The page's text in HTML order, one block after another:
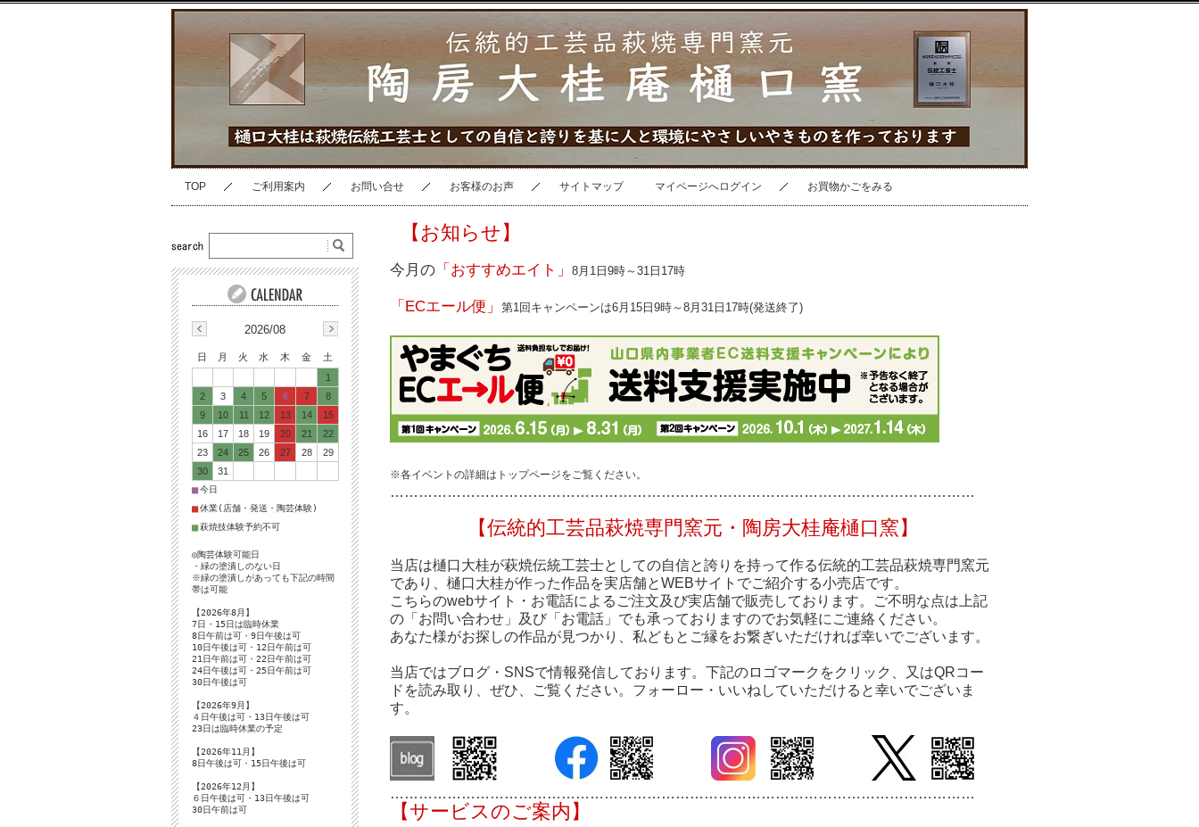
TOP ご利用案内 お問い合せ お客様のお声 サイトマップ マイページへログイン お買物かごをみる
【お知らせ】
今月の 「おすすめエイト」 8月1日9時～31日17時
「ECエール便」 第1回キャンペーンは6月15日9時～8月31日17時(発送終了)
※各イベントの詳細はトップページをご覧ください。
……………………………………………………………………………………… …………… ………
【伝統的工芸品萩焼専門窯元・陶房大桂庵樋口窯】
当店は樋口大桂が萩焼伝統工芸士としての自信と誇りを持って作る伝統的工芸品萩焼専門窯元
であり、樋口大桂が作った作品を実店舗とWEBサイトでご紹介する小売店です。
こちらのwebサイト・お電話によるご注文及び実店舗で販売しております。ご不明な点は上記
の「お問い合わせ」及び「お電話」でも承っておりますのでお気軽にご連絡ください。
あなた様がお探しの作品が見つかり、私どもとご縁をお繋ぎいただければ幸いでございます。
当店ではブログ・SNSで情報発信しております。下記のロゴマークをクリック、又はQRコー
ドを読み取り、ぜひ、ご覧ください。フォーロー・いいねしていただけると幸いでございま
す。
…………………………………………………………………………………………………… ………
【サービスのご案内】
2026/08
日 月 火 水 木 金
土
1
2
3 4 5 6 7
8
9
10 11 12 13 14
15
16
17 18 19 20 21
22
23
24 25 26 27 28
29
30
31
■今日
■休業(店舗・発送・陶芸体験)
■萩焼技体験予約不可
◎陶芸体験可能日
・緑の塗潰しのない日
※緑の塗潰しがあっても下記の時間
帯は可能
【2026年8月】
7日・15日は臨時休業
8日午前は可・9日午後は可
10日午後は可・12日午前は可
21日午前は可・22日午前は可
24日午後は可・25日午前は可
30日午後は可
【2026年9月】
４日午後は可・13日午後は可
23日は臨時休業の予定
【2026年11月】
8日午後は可・15日午後は可
【2026年12月】
６日午後は可・13日午後は可
30日午前は可